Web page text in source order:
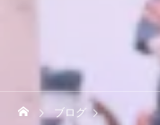
ブログ